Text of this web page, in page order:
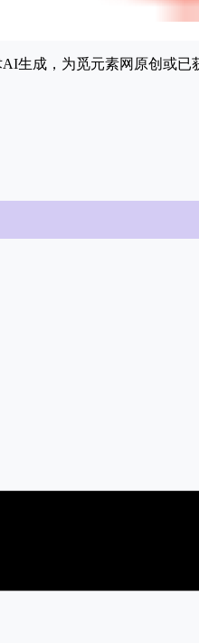
生成，为觅元素网原创或